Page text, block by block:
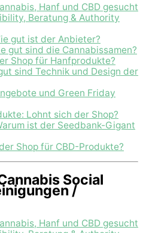
Hanf und CBD gesucht
Beratung & Authority
gut ist der Anbieter?
gut sind die Cannabissamen?
Shop für Hanfprodukte?
sind Technik und Design der
und Green Friday
Lohnt sich der Shop?
ist der Seedbank-Gigant
Shop für CBD-Produkte?
Social
/
Hanf und CBD gesucht